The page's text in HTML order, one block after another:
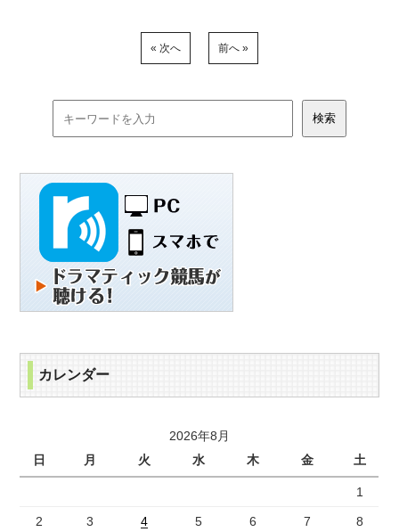
« 次へ 前へ »
カレンダー
2026年8月
日
月 火 水 木 金 土
1
2 3 4 5 6 7 8